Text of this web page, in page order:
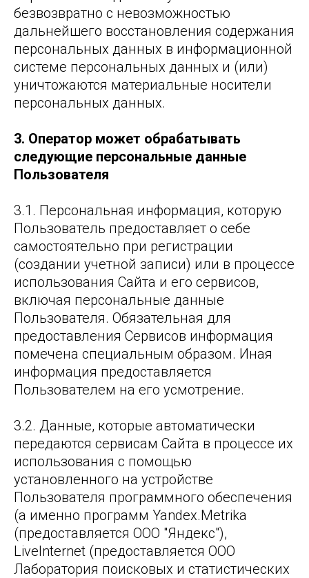
безвозвратно с невозможностью
дальнейшего восстановления содержания
персональных данных в информационной
системе персональных данных и (или)
уничтожаются материальные носители
персональных данных.
3. Оператор может обрабатывать
следующие персональные данные
Пользователя
3.1. Персональная информация, которую
Пользователь предоставляет о себе
самостоятельно при регистрации
(создании учетной записи) или в процессе
использования Сайта и его сервисов,
включая персональные данные
Пользователя. Обязательная для
предоставления Сервисов информация
помечена специальным образом. Иная
информация предоставляется
Пользователем на его усмотрение.
3.2. Данные, которые автоматически
передаются сервисам Сайта в процессе их
использования с помощью
установленного на устройстве
Пользователя программного обеспечения
(а именно программ Yandex.Metrika
(предоставляется ООО "Яндекс"),
LiveInternet (предоставляется ООО
Лаборатория поисковых и статистических